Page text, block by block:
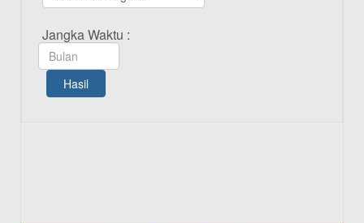
Daftar Pemenang Undian TAMASHA
Bulan Agustus 2025
Pengumuman Tutup Kantor Kantor
Jangka Waktu :
Hasil